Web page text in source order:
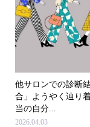
他サロンでの診断
合」ようやく辿り
当の自分...
2026.04.03